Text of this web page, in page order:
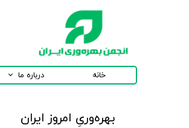
خانه درباره ما
بهره‌وریِ امروز ایران